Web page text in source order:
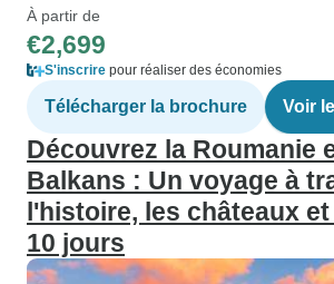
À partir de
€2,699
S'inscrire pour réaliser des économies
Télécharger la brochure Voir
Découvrez la Roumanie
Balkans : Un voyage à
l'histoire, les châteaux
10 jours